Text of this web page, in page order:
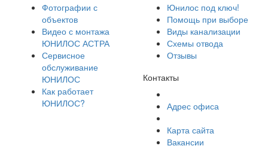
Фотографии с
объектов
Видео с монтажа
ЮНИЛОС АСТРА
Сервисное
обслуживание
ЮНИЛОС
Как работает
ЮНИЛОС?
Юнилос под ключ!
Помощь при выборе
Виды канализации
Схемы отвода
Отзывы
Контакты
Адрес офиса
Карта сайта
Вакансии